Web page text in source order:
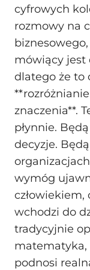
cyfrowych
rozmowy na
mówiący jest
dlatego że to
znaczenia**.
płynnie.
decyzje.
wymóg
człowiekiem,
wchodzi do
tradycyjnie
matematyka,
podnosi